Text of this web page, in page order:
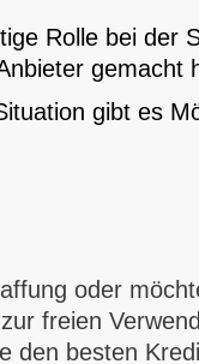
Rolle bei
gemacht
gibt es
oder
freien
den besten